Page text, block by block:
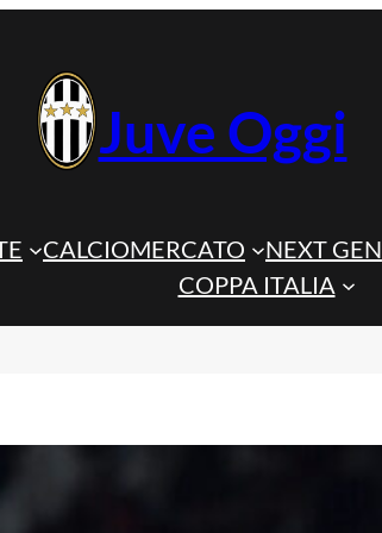
Juve Oggi
CALCIOMERCATO NEXT GEN
COPPA ITALIA